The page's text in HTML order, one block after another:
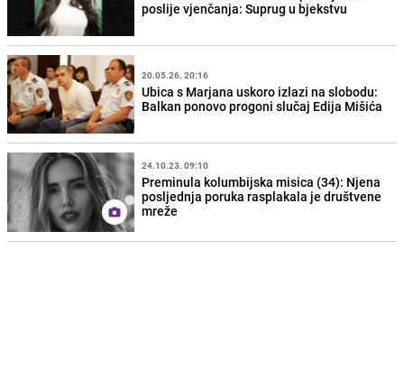
poslije vjenčanja: Suprug u bjekstvu
20.05.26. 20:16
Ubica s Marjana uskoro izlazi na slobodu:
Balkan ponovo progoni slučaj Edija Mišića
24.10.23. 09:10
Preminula kolumbijska misica (34): Njena
posljednja poruka rasplakala je društvene
mreže